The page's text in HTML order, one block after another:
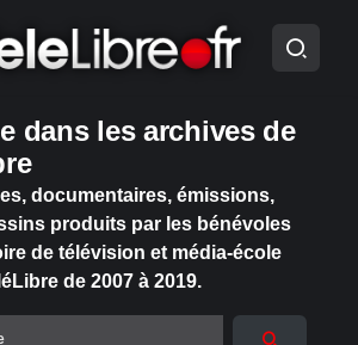
dans les archives de
documentaires, émissions,
produits par les bénévoles
de télévision et média-école
de 2007 à 2019.